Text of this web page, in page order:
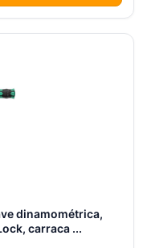
dinamométrica,
carraca ...